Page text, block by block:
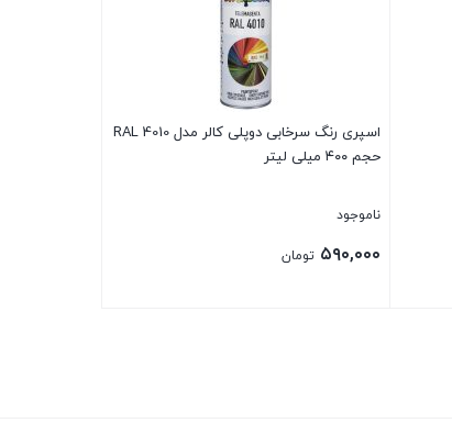
اسپری رنگ سرخابی دوپلی کالر مدل RAL 4010
حجم ۴۰۰ میلی لیتر
ناموجود
۵۹۰,۰۰۰ تومان